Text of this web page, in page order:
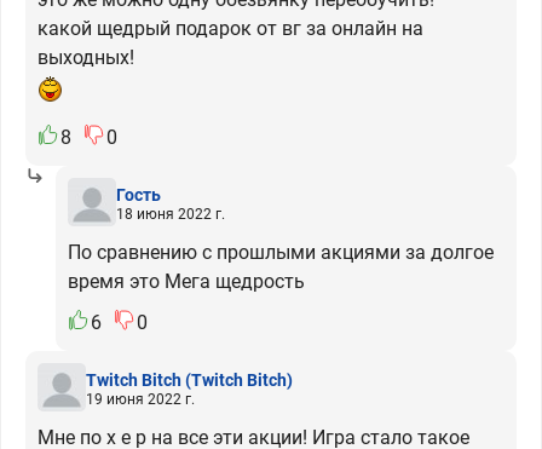
какой щедрый подарок от вг за онлайн на
выходных!
8 0
Гость
18 июня 2022 г.
По сравнению с прошлыми акциями за долгое
время это Мега щедрость
6
0
Twitch Bitch(Twitch Bitch)
19 июня 2022 г.
Мне по х е р на все эти акции! Игра стало такое